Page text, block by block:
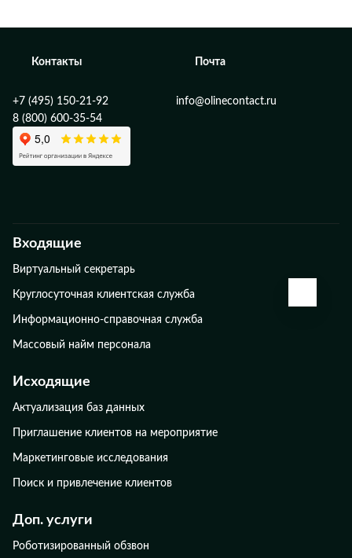
Контакты
+7 (495) 150-21-92
8 (800) 600-35-54
Почта
info@olinecontact.ru
Входящие
Виртуальный секретарь
Круглосуточная клиентская служба
Информационно-справочная служба
Массовый найм персонала
Исходящие
Актуализация баз данных
Приглашение клиентов на мероприятие
Маркетинговые исследования
Поиск и привлечение клиентов
Доп. услуги
Роботизированный обзвон